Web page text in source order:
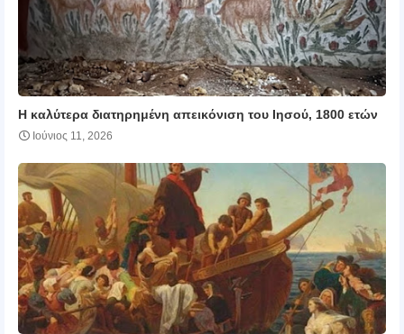
H καλύτερα διατηρημένη απεικόνιση του Ιησού, 1800 ετών
Ιούνιος 11, 2026